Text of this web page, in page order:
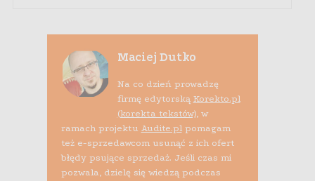
Maciej Dutko
Na co dzień prowadzę
firmę edytorską Korekto.pl
(korekta tekstów), w
ramach projektu Audite.plpomagam
też e-sprzedawcom usunąć z ich ofert
błędy psujące sprzedaż. Jeśli czas mi
pozwala, dzielę się wiedzą podczas